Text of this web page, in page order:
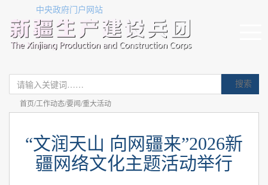
中央政府门户网站
搜索
首页/工作动态/要闻/重大活动
“文润天山 向网疆来”2026新
疆网络文化主题活动举行